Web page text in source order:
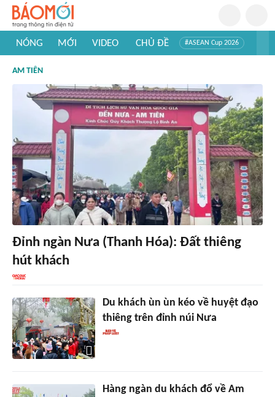
NÓNG MỚI VIDEO CHỦ ĐỀ #ASEAN Cup 2026
#Khám phá thế giới
AM TIÊN
Đỉnh ngàn Nưa (Thanh Hóa): Đất thiêng
hút khách
Du khách ùn ùn kéo về huyệt đạo
thiêng trên đỉnh núi Nưa
Hàng ngàn du khách đổ về Am